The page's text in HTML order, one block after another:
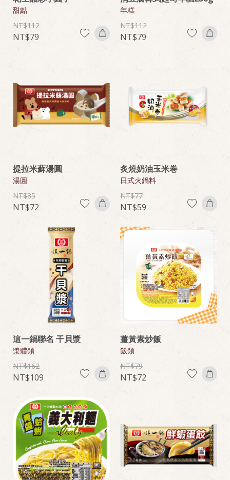
甜點
112
79
年糕
112
79
提拉米蘇湯圓
湯圓
85
72
炙燒奶油玉米卷
日式火鍋料
77
59
這一鍋聯名 干貝漿
漿體類
162
109
薑黃素炒飯
飯類
79
72